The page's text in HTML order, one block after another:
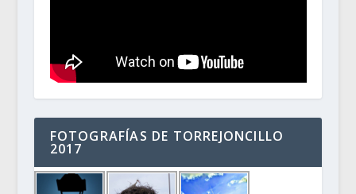
FOTOGRAFÍAS DE TORREJONCILLO
2017